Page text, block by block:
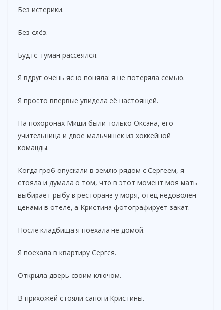
Без истерики.
Без слёз.
Будто туман рассеялся.
Я вдруг очень ясно поняла: я не потеряла семью.
Я просто впервые увидела её настоящей.
На похоронах Миши были только Оксана, его
учительница и двое мальчишек из хоккейной
команды.
Когда гроб опускали в землю рядом с Сергеем, я
стояла и думала о том, что в этот момент моя мать
выбирает рыбу в ресторане у моря, отец недоволен
ценами в отеле, а Кристина фотографирует закат.
После кладбища я поехала не домой.
Я поехала в квартиру Сергея.
Открыла дверь своим ключом.
В прихожей стояли сапоги Кристины.